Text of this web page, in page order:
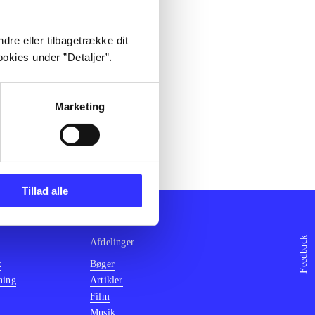
eller tilbagetrække dit
under ”Detaljer”.
Marketing
Tillad alle
Feedback
Afdelinger
Bøger
Artikler
Film
Musik